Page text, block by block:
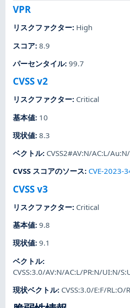
VPR
リスクファクター: High
スコア:8.9
パーセンタイル:99.7
CVSS v2
リスクファクター: Critical
基本値: 10
現状値:8.3
ベクトル: CVSS2#AV:N/AC:L/
CVSS スコアのソース: CVE-2023-
CVSS v3
リスクファクター: Critical
基本値:9.8
現状値:9.1
ベクトル:
CVSS:3.0/AV:N/AC:L/PR:N/UI:N/
現状ベクトル: CVSS:3.0/E:F/RL:O/